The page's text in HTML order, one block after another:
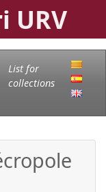
URV
List for
collections